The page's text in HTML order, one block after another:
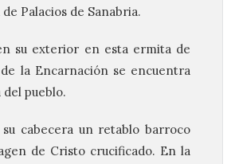
Palacios de Sanabria.
su exterior en esta ermita de
la Encarnación se encuentra
pueblo.
cabecera un retablo barroco
de Cristo crucificado. En la